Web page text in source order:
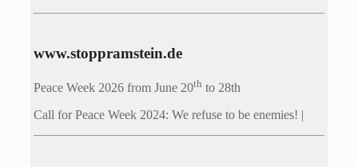
www.stoppramstein.de
Peace Week 2026 from June 20th to 28th
Call for Peace Week 2024: We refuse to be enemies! |